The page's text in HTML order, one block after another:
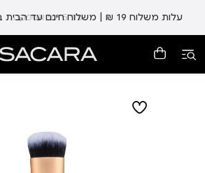
עלות משלוח 19 ₪ | משלוח חינם עד הבית בכל קנייה מעל 99 ₪ עד 5 ימי אספקה